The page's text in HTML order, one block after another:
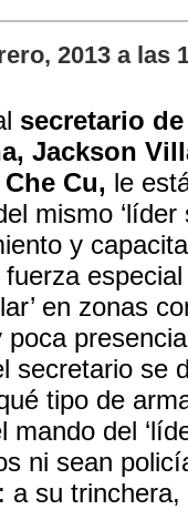
2013 a las
secretario
Jackson
Cu, le
mismo
y
fuerza
en zonas
poca
secretario se
tipo de
mando del
ni sean
a su trinchera,